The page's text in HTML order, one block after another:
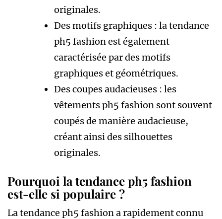
originales.
Des motifs graphiques : la tendance
ph5 fashion est également
caractérisée par des motifs
graphiques et géométriques.
Des coupes audacieuses : les
vêtements ph5 fashion sont souvent
coupés de manière audacieuse,
créant ainsi des silhouettes
originales.
Pourquoi la tendance ph5 fashion
est-elle si populaire ?
La tendance ph5 fashion a rapidement connu